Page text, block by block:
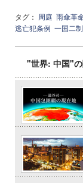
タグ： 周庭 雨傘革
逃亡犯条例 一国二
"世界: 中国"